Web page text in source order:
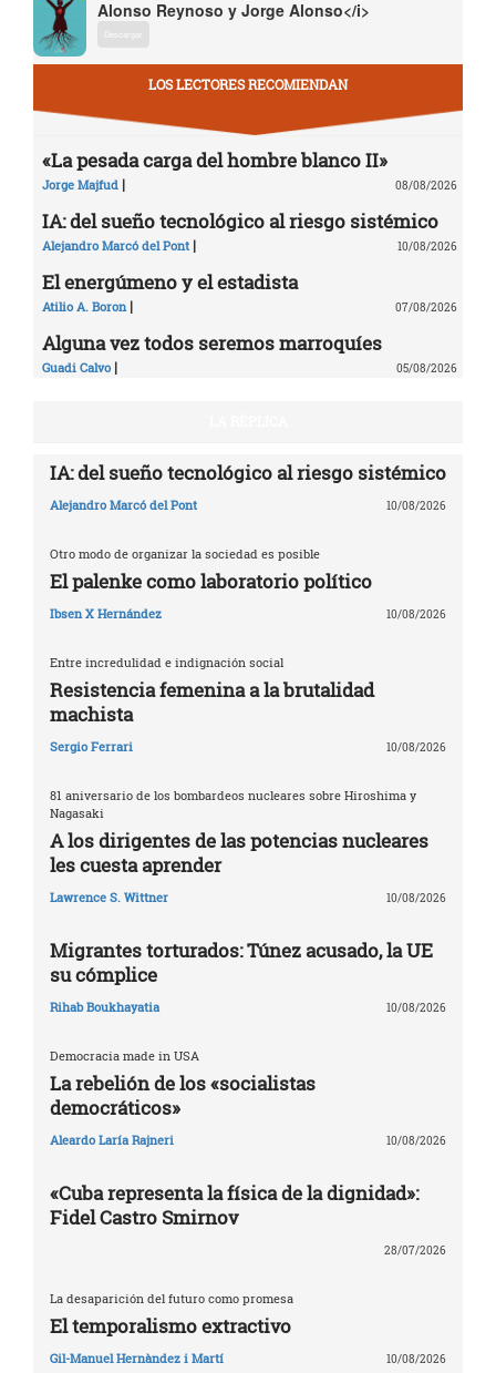
Alonso Reynoso y Jorge Alonso</i>
Descargar
LOS LECTORES RECOMIENDAN
«La pesada carga del hombre blanco II»
Jorge Majfud | 08/08/2026
IA: del sueño tecnológico al riesgo sistémico
Alejandro Marcó del Pont | 10/08/2026
El energúmeno y el estadista
Atilio A. Boron | 07/08/2026
Alguna vez todos seremos marroquíes
Guadi Calvo | 05/08/2026
IA: del sueño tecnológico al riesgo sistémico
Alejandro Marcó del Pont 10/08/2026
Otro modo de organizar la sociedad es posible
El palenke como laboratorio político
Ibsen X Hernández 10/08/2026
Entre incredulidad e indignación social
Resistencia femenina a la brutalidad
machista
Sergio Ferrari 10/08/2026
81 aniversario de los bombardeos nucleares sobre Hiroshima y
Nagasaki
A los dirigentes de las potencias nucleares
les cuesta aprender
Lawrence S. Wittner 10/08/2026
Migrantes torturados: Túnez acusado, la UE
su cómplice
Rihab Boukhayatia 10/08/2026
Democracia made in USA
La rebelión de los «socialistas
democráticos»
Aleardo Laría Rajneri 10/08/2026
«Cuba representa la física de la dignidad»:
Fidel Castro Smirnov
28/07/2026
La desaparición del futuro como promesa
El temporalismo extractivo
Gil-Manuel Hernàndez i Martí 10/08/2026